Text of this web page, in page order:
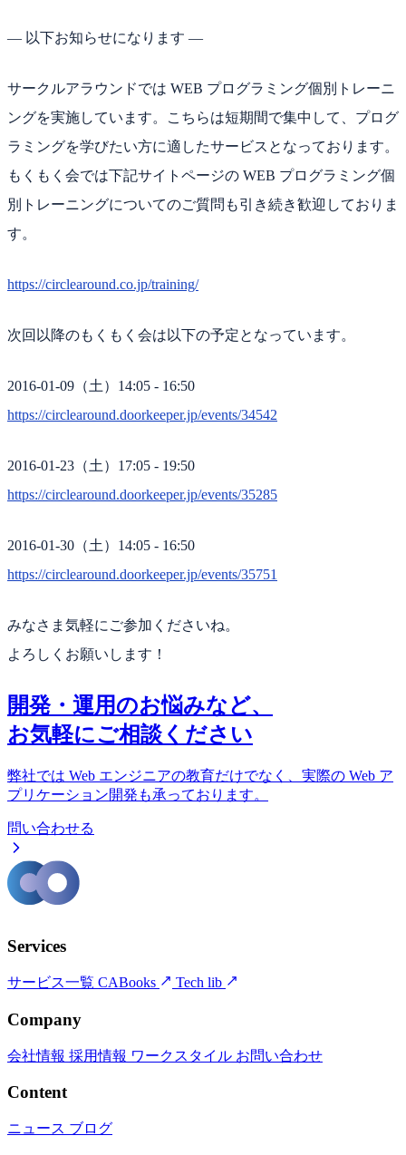
— 以下お知らせになります —
サークルアラウンドでは WEB プログラミング個別トレーニ
ングを実施しています。こちらは短期間で集中して、プログ
ラミングを学びたい方に適したサービスとなっております。
もくもく会では下記サイトページの WEB プログラミング個
別トレーニングについてのご質問も引き続き歓迎しておりま
す。
https://circlearound.co.jp/training/
次回以降のもくもく会は以下の予定となっています。
2016-01-09（土）14:05 - 16:50
https://circlearound.doorkeeper.jp/events/34542
2016-01-23（土）17:05 - 19:50
https://circlearound.doorkeeper.jp/events/35285
2016-01-30（土）14:05 - 16:50
https://circlearound.doorkeeper.jp/events/35751
みなさま気軽にご参加くださいね。
よろしくお願いします！
開発・運用のお悩みなど、
お気軽にご相談ください
弊社では Web エンジニアの教育だけでなく、実際の Web ア
プリケーション開発も承っております。
問い合わせる
Services
サービス一覧 CABooks Tech lib
Company
会社情報 採用情報 ワークスタイル お問い合わせ
Content
ニュース ブログ